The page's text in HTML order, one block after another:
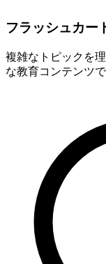
フラッシュカー
複雑なトピックを
な教育コンテンツ